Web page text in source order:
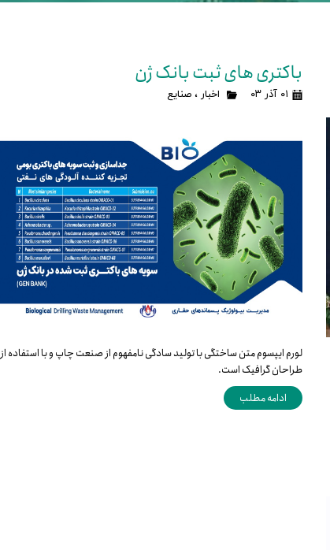
باکتری های ثبت بانک ژن
۰۱ آذر ۰۳ اخبار ،صنایع
لورم ایپسوم متن ساختگی با تولید سادگی نامفهوم از صنعت چاپ و با استفاده از
طراحان گرافیک است.
ادامه مطلب